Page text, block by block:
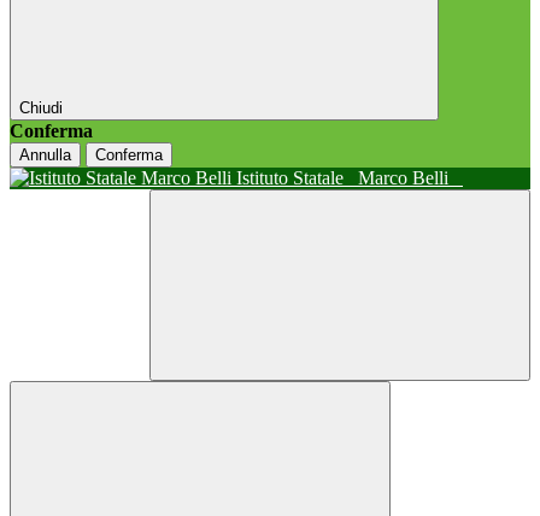
Chiudi
Conferma
Annulla Conferma
Istituto Statale Marco Belli